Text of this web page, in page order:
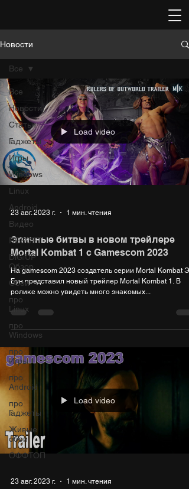
Новости
Все
Новости
Статьи
Гаджеты
Игры
Windows
Linux
Android
Видео
RESOFT
DiGiUP
Обзор
Обои
про
Linux
про
Windows
про
Игры
про
Android
про
Гаджеты
Живые
обои
ОФФТОП
Все
Load video
23 авг. 2023 г. 1 мин. чтения
Эпичные битвы в новом трейлере
Mortal Kombat 1 с Gamescom 2023
На gamescom 2023 создатель серии Mortal Kombat Эд
Бун представил новый трейлер Mortal Kombat 1. В
ролике можно увидеть много знакомых...
Load video
23 авг. 2023 г. 1 мин. чтения